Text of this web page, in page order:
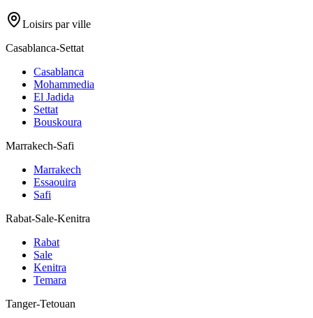
Loisirs par ville
Casablanca-Settat
Casablanca
Mohammedia
El Jadida
Settat
Bouskoura
Marrakech-Safi
Marrakech
Essaouira
Safi
Rabat-Sale-Kenitra
Rabat
Sale
Kenitra
Temara
Tanger-Tetouan